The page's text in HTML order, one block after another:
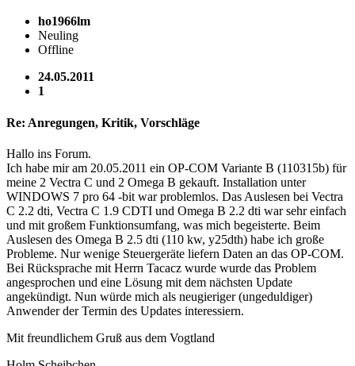
ho1966lm
Neuling
Offline
24.05.2011
1
Re: Anregungen, Kritik, Vorschläge
Hallo ins Forum.
Ich habe mir am 20.05.2011 ein OP-COM Variante B (110315b) für
meine 2 Vectra C und 2 Omega B gekauft. Installation unter
WINDOWS 7 pro 64 -bit war problemlos. Das Auslesen bei Vectra
C 2.2 dti, Vectra C 1.9 CDTI und Omega B 2.2 dti war sehr einfach
und mit großem Funktionsumfang, was mich begeisterte. Beim
Auslesen des Omega B 2.5 dti (110 kw, y25dth) habe ich große
Probleme. Nur wenige Steuergeräte liefern Daten an das OP-COM.
Bei Rücksprache mit Herrn Tacacz wurde wurde das Problem
angesprochen und eine Lösung mit dem nächsten Update
angekündigt. Nun würde mich als neugieriger (ungeduldiger)
Anwender der Termin des Updates interessiern.
Mit freundlichem Gruß aus dem Vogtland